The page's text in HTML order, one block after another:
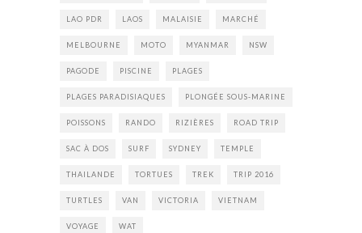
LAO PDR LAOS MALAISIE MARCHÉ
MELBOURNE MOTO MYANMAR NSW
PAGODE PISCINE PLAGES
PLAGES PARADISIAQUES PLONGÉE SOUS-MARINE
POISSONS RANDO RIZIÈRES ROAD TRIP
SAC À DOS SURF SYDNEY TEMPLE
THAILANDE TORTUES TREK TRIP 2016
TURTLES VAN VICTORIA VIETNAM
VOYAGE WAT